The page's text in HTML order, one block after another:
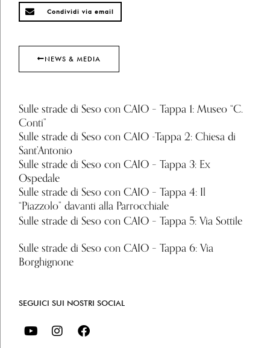
Condividi via email
NEWS & MEDIA
Sulle strade di Seso con CAIO – Tappa 1: Museo “C.
Conti”
Sulle strade di Seso con CAIO -Tappa 2: Chiesa di
Sant’Antonio
Sulle strade di Seso con CAIO – Tappa 3: Ex
Ospedale
Sulle strade di Seso con CAIO – Tappa 4: Il
“Piazzolo” davanti alla Parrocchiale
Sulle strade di Seso con CAIO – Tappa 5: Via Sottile
Sulle strade di Seso con CAIO – Tappa 6: Via
Borghignone
SEGUICI SUI NOSTRI SOCIAL